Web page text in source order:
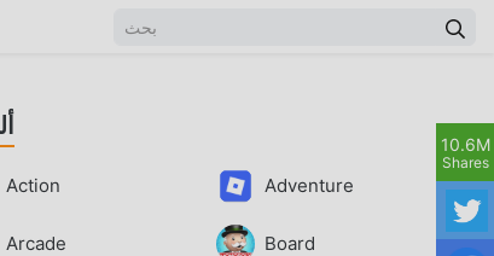
Action Adventure
Arcade Board
10.6M
Shares